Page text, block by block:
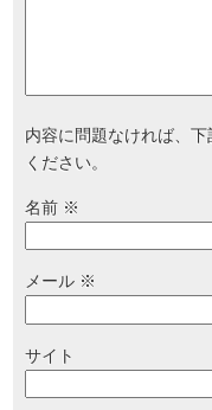
内容に問題なければ、
ください。
名前 ※
メール ※
サイト